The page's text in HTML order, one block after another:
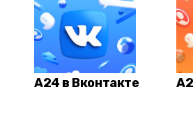
А24 в Вконтакте